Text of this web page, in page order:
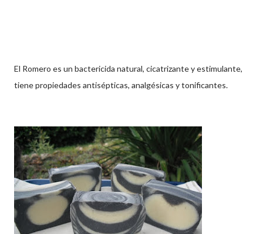
El Romero es un bactericida natural, cicatrizante y estimulante,
tiene propiedades antisépticas, analgésicas y tonificantes.